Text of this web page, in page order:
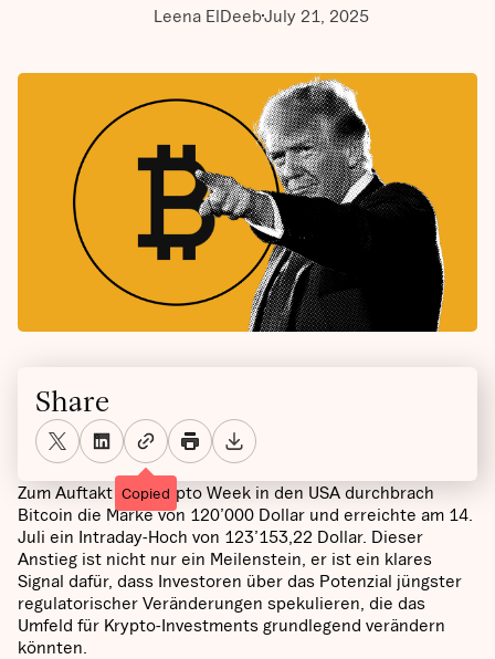
Leena ElDeebJuly 21, 2025
Zum Auftakt der Crypto Week in den USA durchbrach
Bitcoin die Marke von 120’000 Dollar und erreichte am 14.
Juli ein Intraday-Hoch von 123’153,22 Dollar. Dieser
Anstieg ist nicht nur ein Meilenstein, er ist ein klares
Signal dafür, dass Investoren über das Potenzial jüngster
regulatorischer Veränderungen spekulieren, die das
Umfeld für Krypto-Investments grundlegend verändern
könnten.
Share
Copied